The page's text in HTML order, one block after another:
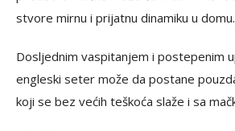
stvore mirnu i prijatnu dinamiku u domu.
Dosljednim vaspitanjem i postepenim
engleski seter može da postane
koji se bez većih teškoća slaže i sa